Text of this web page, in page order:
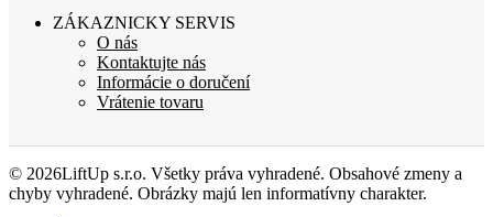
ZÁKAZNICKY SERVIS
O nás
Kontaktujte nás
Informácie o doručení
Vrátenie tovaru
© 2026LiftUp s.r.o. Všetky práva vyhradené. Obsahové zmeny a
chyby vyhradené. Obrázky majú len informatívny charakter.